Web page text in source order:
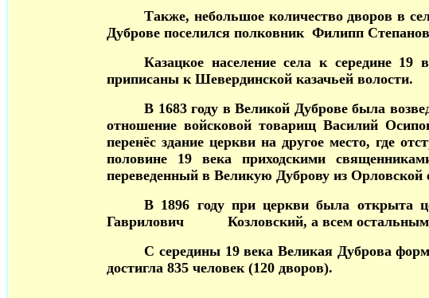
Также, небольшое количество дворов в
Дуброве поселился полковник Филипп
Казацкое население села к середине
приписаны к Шевердинской казачьей волости.
В 1683 году в Великой Дуброве была
отношение войсковой товарищ Василий
перенёс здание церкви на другое место, где
половине 19 века приходскими
переведенный в Великую Дуброву из Орловской
В 1896 году при церкви была открыта
Гаврилович Козловский, а всем остальным
С середины 19 века Великая Дуброва
достигла 835 человек (120 дворов).